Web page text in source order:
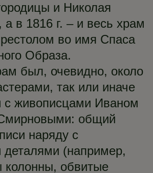
и Николая
а в 1816 г. – и весь храм
во имя Спаса
Образа.
был, очевидно, около
так или иначе
с живописцами Иваном
общий
наряду с
деталями (например,
колонны, обвитые